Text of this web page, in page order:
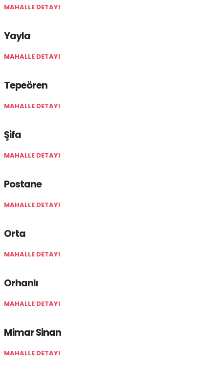
MAHALLE DETAYI
Yayla
MAHALLE DETAYI
Tepeören
MAHALLE DETAYI
Şifa
MAHALLE DETAYI
Postane
MAHALLE DETAYI
Orta
MAHALLE DETAYI
Orhanlı
MAHALLE DETAYI
Mimar Sinan
MAHALLE DETAYI